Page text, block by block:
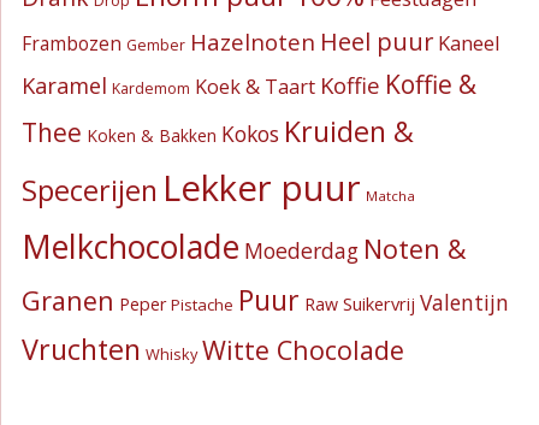
Frambozen Gember Hazelnoten Heel puur Kaneel
Karamel Kardemom Koek & Taart Koffie Koffie &
Thee Koken & Bakken Kokos Kruiden &
Specerijen Lekker puur Matcha
Melkchocolade Moederdag Noten &
Granen Peper Pistache Puur Raw Suikervrij Valentijn
Vruchten Whisky Witte Chocolade